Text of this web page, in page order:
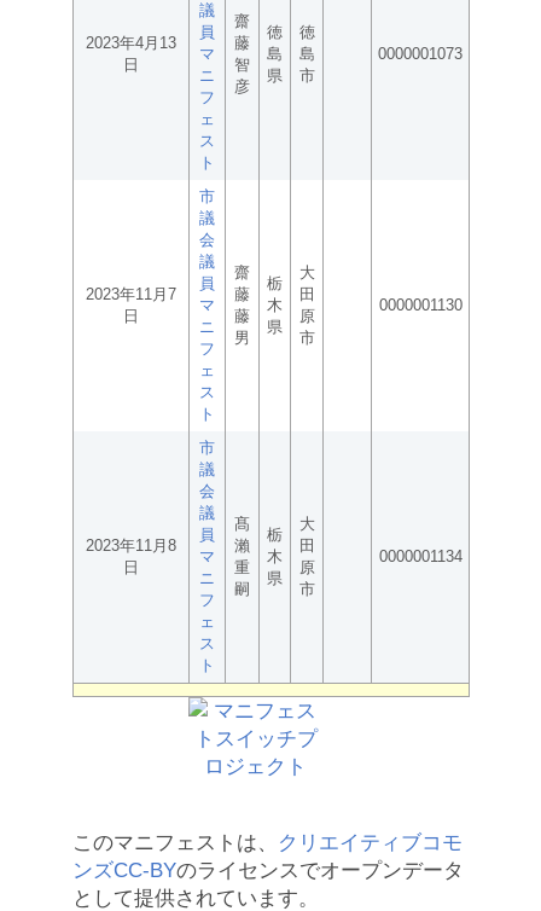
2023年4月13
日
議
員
マ
ニ
フ
ェ
ス
ト
齋
藤
智
彦
徳
島
県
徳
島
市
0000001073
2023年11月7
日
市
議
会
議
員
マ
ニ
フ
ェ
ス
ト
齋
藤
藤
男
栃
木
県
大
田
原
市
0000001130
2023年11月8
日
市
議
会
議
員
マ
ニ
フ
ェ
ス
ト
髙
瀨
重
嗣
栃
木
県
大
田
原
市
0000001134
このマニフェストは、
クリエイティブコモ
ンズCC-BYのライセンスでオープンデータ
として提供されています。